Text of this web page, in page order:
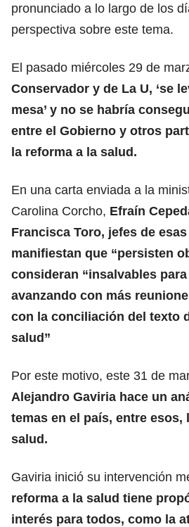
pronunciado a lo largo de los
perspectiva sobre este tema.
El pasado miércoles 29 de
Conservador y de La U, ‘se
mesa’ y no se habría
entre el Gobierno y otros
la reforma a la salud.
En una carta enviada a la
Carolina Corcho, Efraín
Francisca Toro, jefes de
manifiestan que “persisten
consideran “insalvables
avanzando con más
con la conciliación del texto
salud”
Por este motivo, este 31 de
Alejandro Gaviria hace un
temas en el país, entre esos,
salud.
Gaviria inició su intervención
reforma a la salud tiene
interés para todos, como la